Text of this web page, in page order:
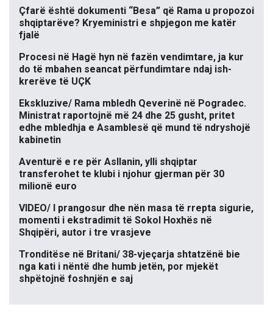
Çfarë është dokumenti “Besa” që Rama u propozoi
shqiptarëve? Kryeministri e shpjegon me katër
fjalë
Procesi në Hagë hyn në fazën vendimtare, ja kur
do të mbahen seancat përfundimtare ndaj ish-
krerëve të UÇK
Ekskluzive/ Rama mbledh Qeverinë në Pogradec.
Ministrat raportojnë më 24 dhe 25 gusht, pritet
edhe mbledhja e Asamblesë që mund të ndryshojë
kabinetin
Aventurë e re për Asllanin, ylli shqiptar
transferohet te klubi i njohur gjerman për 30
milionë euro
VIDEO/ I prangosur dhe nën masa të rrepta sigurie,
momenti i ekstradimit të Sokol Hoxhës në
Shqipëri, autor i tre vrasjeve
Tronditëse në Britani/ 38-vjeçarja shtatzënë bie
nga kati i nëntë dhe humb jetën, por mjekët
shpëtojnë foshnjën e saj